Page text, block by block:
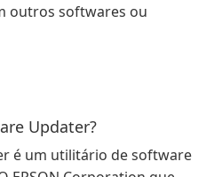
outros softwares ou
Updater?
é um utilitário de software